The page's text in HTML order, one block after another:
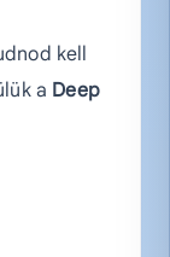
kell
a Deep